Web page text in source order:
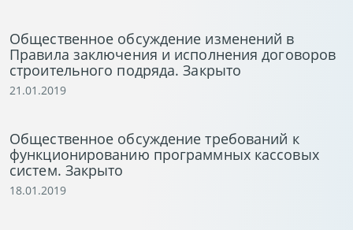
Общественное обсуждение изменений в
Правила заключения и исполнения договоров
строительного подряда. Закрыто
21.01.2019
Общественное обсуждение требований к
функционированию программных кассовых
систем. Закрыто
18.01.2019